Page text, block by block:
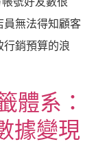
員無法得知顧客
銷預算的浪
體系：
據變現